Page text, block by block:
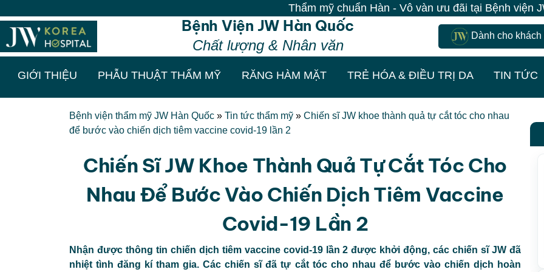
Thẩm mỹ chuẩn Hàn - Vô vàn ưu đãi tại Bệnh viện JW| 100%
Bệnh Viện JW Hàn Quốc
Chất lượng & Nhân văn
Dành cho khách
GIỚI THIỆU PHẪU THUẬT THẨM MỸ RĂNG HÀM MẶT TRẺ HÓA & ĐIỀU TRỊ DA TIN TỨC
Bệnh viện thẩm mỹ JW Hàn Quốc » Tin tức thẩm mỹ » Chiến sĩ JW khoe thành quả tự cắt tóc cho nhau
để bước vào chiến dịch tiêm vaccine covid-19 lần 2
Chiến Sĩ JW Khoe Thành Quả Tự Cắt Tóc Cho
Nhau Để Bước Vào Chiến Dịch Tiêm Vaccine
Covid-19 Lần 2
Nhận được thông tin chiến dịch tiêm vaccine covid-19 lần 2 được khởi động, các chiến sĩ JW đã
nhiệt tình đăng kí tham gia. Các chiến sĩ đã tự cắt tóc cho nhau để bước vào chiến dịch hoàn